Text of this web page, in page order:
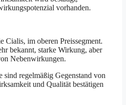
vorhanden.
Cialis, im oberen Preissegment.
bekannt, starke Wirkung, aber
Nebenwirkungen.
sind regelmäßig Gegenstand von
und Qualität bestätigen